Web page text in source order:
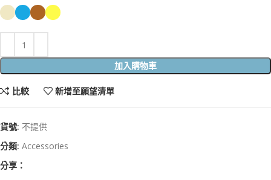
加入購物車
比較 新增至願望清單
貨號: 不提供
分類: Accessories
分享：